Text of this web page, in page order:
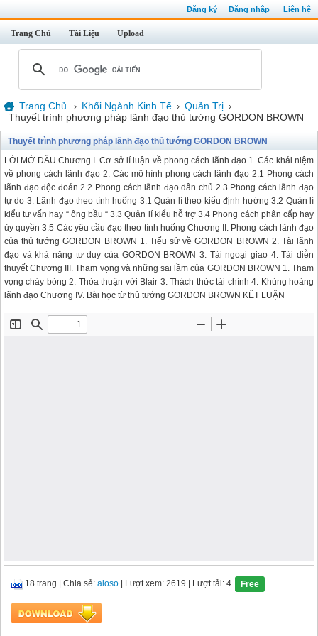
Đăng ký Đăng nhập Liên hệ
Trang Chủ Tài Liệu Upload
Trang Chủ › Khối Ngành Kinh Tế › Quản Trị ›
Thuyết trình phương pháp lãnh đạo thủ tướng GORDON BROWN
Thuyết trình phương pháp lãnh đạo thủ tướng GORDON BROWN
LỜI MỞ ĐẦU Chương I. Cơ sở lí luận về phong cách lãnh đạo 1. Các khái niệm
về phong cách lãnh đạo 2. Các mô hình phong cách lãnh đạo 2.1 Phong cách
lãnh đạo độc đoán 2.2 Phong cách lãnh đạo dân chủ 2.3 Phong cách lãnh đạo
tự do 3. Lãnh đạo theo tình huống 3.1 Quản lí theo kiểu định hướng 3.2 Quản lí
kiểu tư vấn hay “ ông bầu “ 3.3 Quản lí kiểu hỗ trợ 3.4 Phong cách phân cấp hay
ủy quyền 3.5 Các yêu cầu đạo theo tình huống Chương II. Phong cách lãnh đạo
của thủ tướng GORDON BROWN 1. Tiểu sử về GORDON BROWN 2. Tài lãnh
đạo và khả năng tư duy của GORDON BROWN 3. Tài ngoại giao 4. Tài diễn
thuyết Chương III. Tham vọng và những sai lầm của GORDON BROWN 1. Tham
vọng cháy bỏng 2. Thỏa thuận với Blair 3. Thách thức tài chính 4. Khủng hoảng
lãnh đạo Chương IV. Bài học từ thủ tướng GORDON BROWN KẾT LUẬN
18 trang Chia sẻ: aloso | Lượt xem: 2619 | Lượt tải: 4 Free